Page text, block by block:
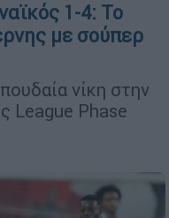
1-4: Το
με σούπερ
νίκη στην
League Phase